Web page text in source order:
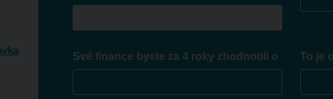
Své finance byste za 4 roky zhodnotili o To je o